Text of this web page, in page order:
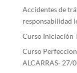
Accidentes de
responsabilidad
Curso Iniciación
Curso
ALCARRAS- 27/